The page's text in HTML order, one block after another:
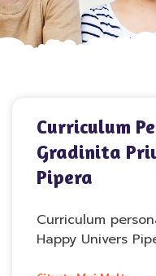
Curriculum
Gradinita
Pipera
Curriculum
Happy Univers